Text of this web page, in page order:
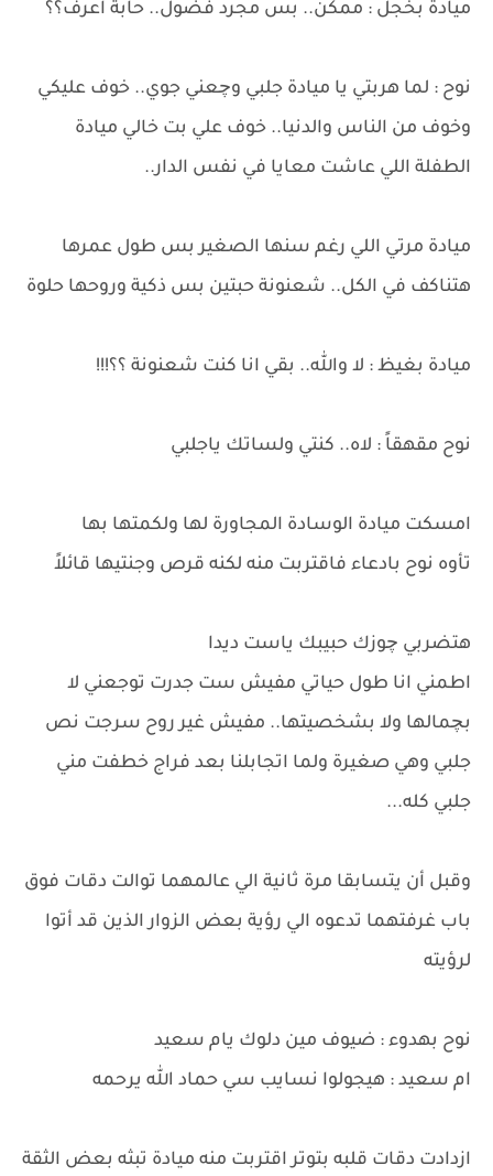
ميادة بخجل : ممكن.. بس مجرد فضول.. حابة اعرف؟؟
نوح : لما هربتي يا ميادة جلبي وچعني جوي.. خوف عليكي
وخوف من الناس والدنيا.. خوف علي بت خالي ميادة
الطفلة اللي عاشت معايا في نفس الدار..
ميادة مرتي اللي رغم سنها الصغير بس طول عمرها
هتناكف في الكل.. شعنونة حبتين بس ذكية وروحها حلوة
ميادة بغيظ : لا والله.. بقي انا كنت شعنونة ؟؟!!!
نوح مقهقاً : لاه.. كنتي ولساتك ياجلبي
امسكت ميادة الوسادة المجاورة لها ولكمتها بها
تأوه نوح بادعاء فاقتربت منه لكنه قرص وجنتيها قائلاً
هتضربي چوزك حبيبك ياست ديدا
اطمني انا طول حياتي مفيش ست جدرت توجعني لا
بچمالها ولا بشخصيتها.. مفيش غير روح سرجت نص
جلبي وهي صغيرة ولما اتجابلنا بعد فراج خطفت مني
جلبي كله...
وقبل أن يتسابقا مرة ثانية الي عالمهما توالت دقات فوق
باب غرفتهما تدعوه الي رؤية بعض الزوار الذين قد أتوا
لرؤيته
نوح بهدوء : ضيوف مين دلوك يام سعيد
ام سعيد : هيجولوا نسايب سي حماد الله يرحمه
ازدادت دقات قلبه بتوتر اقتربت منه ميادة تبثه بعض الثقة